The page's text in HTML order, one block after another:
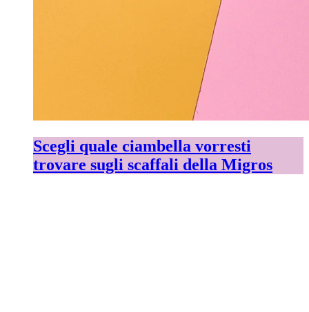
Scegli quale ciambella vorresti
trovare sugli scaffali della Migros